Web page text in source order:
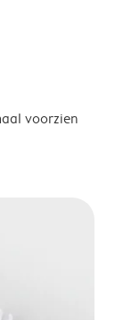
voorzien